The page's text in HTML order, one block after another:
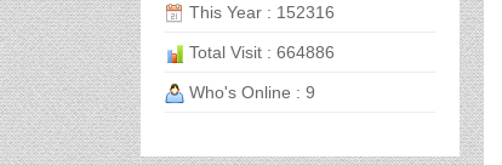
CẶP HỌC SINH MS:
CẶP HỌC SINH MS:
This Year : 152316
Total Visit : 664886
Who's Online : 9